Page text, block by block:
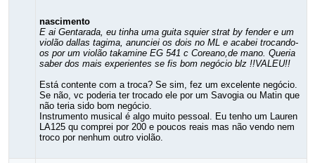
nascimento
E ai Gentarada, eu tinha uma guita squier strat by fender e um
violão dallas tagima, anunciei os dois no ML e acabei trocando-
os por um violão takamine EG 541 c Coreano,de mano. Queria
saber dos mais experientes se fis bom negócio blz !!VALEU!!
Está contente com a troca? Se sim, fez um excelente negócio.
Se não, vc poderia ter trocado ele por um Savogia ou Matin que
não teria sido bom negócio.
Instrumento musical é algo muito pessoal. Eu tenho um Lauren
LA125 qu comprei por 200 e poucos reais mas não vendo nem
troco por nenhum outro violão.